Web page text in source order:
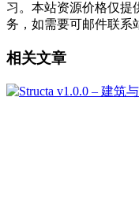
习。本站资源价格仅提
务，如需要可邮件联系
相关文章